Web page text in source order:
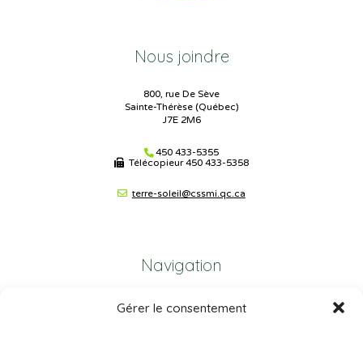
Gérer le consentement
Nous joindre
800, rue De Sève
Sainte-Thérèse (Québec)
J7E 2M6
450 433-5355
Télécopieur450 433-5358
terre-soleil@cssmi.qc.ca
Navigation
Plan du site